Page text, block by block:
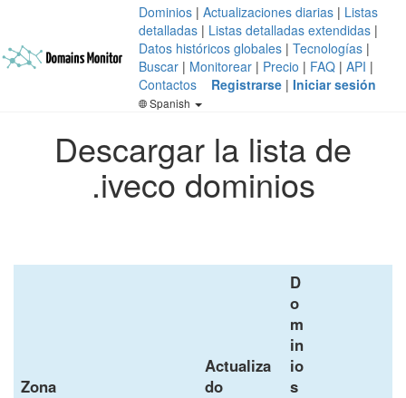
Dominios | Actualizaciones diarias | Listas
detalladas | Listas detalladas extendidas |
Datos históricos globales | Tecnologías |
Buscar | Monitorear | Precio | FAQ | API |
Contactos
Registrarse | Iniciar sesión
Spanish
Descargar la lista de
.iveco dominios
Zona
Actualiza
do
D
o
m
in
io
s